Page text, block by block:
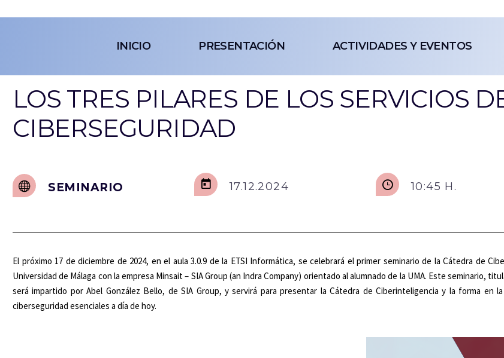
INICIO PRESENTACIÓN ACTIVIDADES Y EVENTOS
LOS TRES PILARES DE LOS SERVICIOS
CIBERSEGURIDAD
SEMINARIO 17.12.2024 10:45 H.
El próximo 17 de diciembre de 2024, en el aula 3.0.9 de la ETSI Informática, se celebrará el primer seminario de la Cátedra de
Universidad de Málaga con la empresa Minsait – SIA Group (an Indra Company) orientado al alumnado de la UMA. Este seminario,
será impartido por Abel González Bello, de SIA Group, y servirá para presentar la Cátedra de Ciberinteligencia y la forma en
ciberseguridad esenciales a día de hoy.